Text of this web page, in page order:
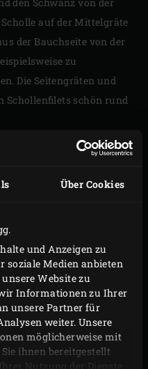
Über Cookies
und Anzeigen zu
Medien anbieten
Website zu
Informationen zu Ihrer
unsere Partner für
weiter. Unsere
möglicherweise mit
ihnen bereitgestellt
Nutzung der Dienste
den Schwanz von der
auf der Mittelgräte
der Bauchseite von der
zu
Die Seitengräten und
Schollenfilets schön rund
Den Lauch in
Knoblauchknolle der
salzen. Das Mehl mit
Rost erhitzen.
Warten, bis die
panierte Schollenfilet